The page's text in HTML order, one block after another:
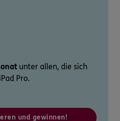
unter allen, die sich
Pro.
und gewinnen!